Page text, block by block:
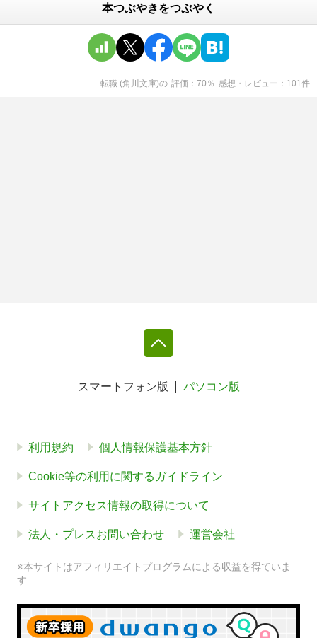
本つぶやきをつぶやく
転職 (角川文庫)の 評価 70 ％ 感想・レビュー 101件
スマートフォン版 パソコン版
利用規約 個人情報保護基本方針
Cookie等の利用に関するガイドライン
サイトアクセス情報の取得について
法人・プレスお問い合わせ 運営会社
※本サイトはアフィリエイトプログラムによる収益を得ていま
す